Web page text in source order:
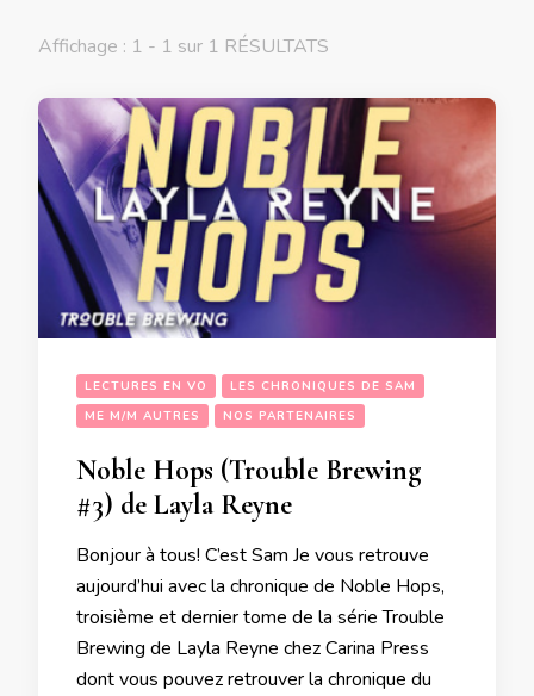
Affichage : 1 - 1 sur 1 RÉSULTATS
LECTURES EN VO
LES CHRONIQUES DE SAM
ME M/M AUTRES
NOS PARTENAIRES
Noble Hops (Trouble Brewing
#3) de Layla Reyne
Bonjour à tous! C’est Sam Je vous retrouve
aujourd’hui avec la chronique de Noble Hops,
troisième et dernier tome de la série Trouble
Brewing de Layla Reyne chez Carina Press
dont vous pouvez retrouver la chronique du